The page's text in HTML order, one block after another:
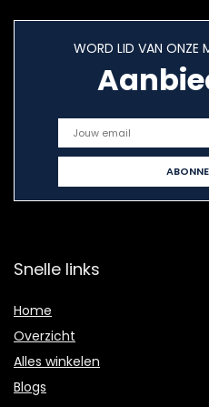
WORD LID VAN ONZE
Snelle links
Home
Overzicht
Alles winkelen
Blogs